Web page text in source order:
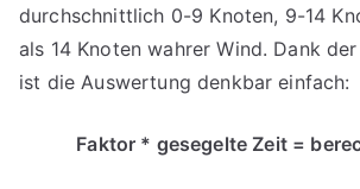
durchschnittlich 0-9 Knoten, 9-14
als 14 Knoten wahrer Wind. Dank
ist die Auswertung denkbar einfach:
Faktor * gesegelte Zeit =